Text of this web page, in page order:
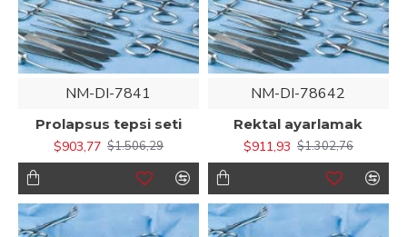
NM-DI-7841
Prolapsus tepsi seti
$903,77 $1.506,29
NM-DI-78642
Rektal ayarlamak
$911,93 $1.302,76